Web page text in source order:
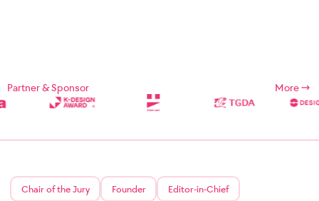
Partner & Sponsor More
Chair of the Jury Founder Editor-in-Chief